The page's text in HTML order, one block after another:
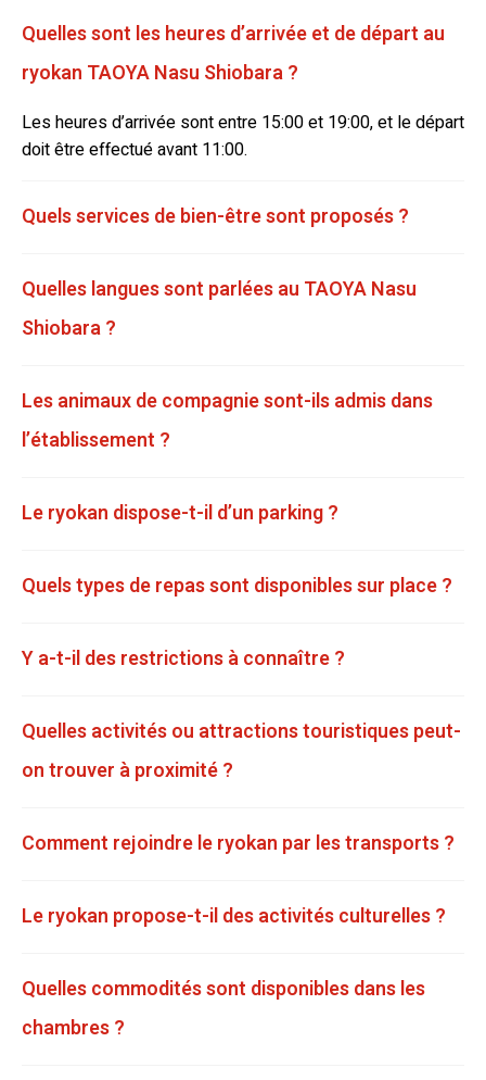
Quelles sont les heures d’arrivée et de départ au
ryokan TAOYA Nasu Shiobara ?
Les heures d’arrivée sont entre 15:00 et 19:00, et le départ
doit être effectué avant 11:00.
Quels services de bien-être sont proposés ?
Quelles langues sont parlées au TAOYA Nasu
Shiobara ?
Les animaux de compagnie sont-ils admis dans
l’établissement ?
Le ryokan dispose-t-il d’un parking ?
Quels types de repas sont disponibles sur place ?
Y a-t-il des restrictions à connaître ?
Quelles activités ou attractions touristiques peut-
on trouver à proximité ?
Comment rejoindre le ryokan par les transports ?
Le ryokan propose-t-il des activités culturelles ?
Quelles commodités sont disponibles dans les
chambres ?